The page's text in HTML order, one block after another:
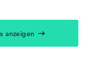
anzeigen